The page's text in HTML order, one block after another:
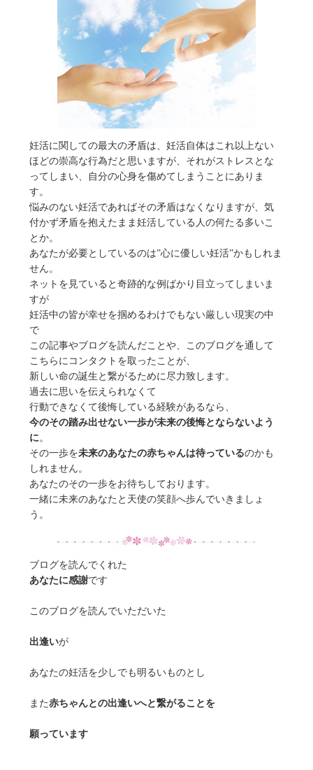
妊活に関しての最大の矛盾は、妊活自体はこれ以上ない
ほどの崇高な行為だと思いますが、それがストレスとな
ってしまい、自分の心身を傷めてしまうことにありま
す。
悩みのない妊活であればその矛盾はなくなりますが、気
付かず矛盾を抱えたまま妊活している人の何たる多いこ
とか。
あなたが必要としているのは”心に優しい妊活”かもしれま
せん。
ネットを見ていると奇跡的な例ばかり目立ってしまいま
すが
妊活中の皆が幸せを掴めるわけでもない厳しい現実の中
で
この記事やブログを読んだことや、このブログを通して
こちらにコンタクトを取ったことが、
新しい命の誕生と繋がるために尽力致します。
過去に思いを伝えられなくて
行動できなくて後悔している経験があるなら、
今のその踏み出せない一歩が未来の後悔とならないよう
に 。
その一歩を未来のあなたの赤ちゃんは待っているのかも
しれません。
あなたのその一歩をお待ちしております。
一緒に未来のあなたと天使の笑顔へ歩んでいきましょ
う。
ブログを読んでくれた
あなたに感謝です
このブログを読んでいただいた
出逢いが
あなたの妊活を少しでも明るいものとし
また赤ちゃんとの出逢いへと繋がることを
願っています